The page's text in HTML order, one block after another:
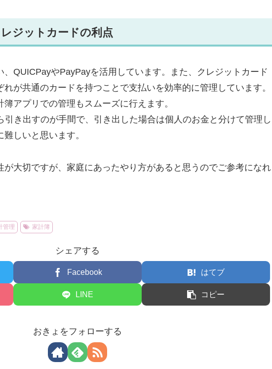
ジットカードの利点
QUICPayやPayPayを活用しています。また、クレジットカード
が共通のカードを持つことで支払いを効率的に管理しています。
アプリでの管理もスムーズに行えます。
引き出すのが手間で、引き出した場合は個人のお金と分けて管理し
しいと思います。
が大切ですが、家庭にあったやり方があると思うのでご参考になれ
管理 家計簿
シェアする
Facebook はてブ
LINE コピー
おきょをフォローする